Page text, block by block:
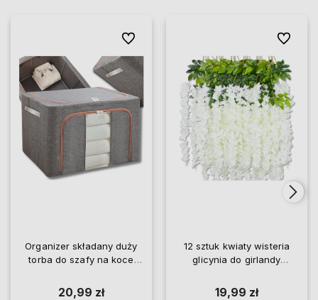
Organizer składany duży
torba do szafy na koce
20,99 zł
Do ulubionych
12 sztuk kwiaty wisteria
glicynia do girlandy
19,99 zł
Do